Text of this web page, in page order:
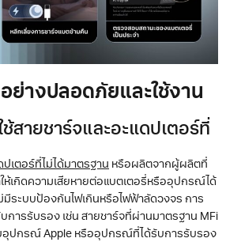
ย่างปลอดภัยและใช้งาน
ช้สายชาร์จและอะแดปเตอร์ที่
ปเตอร์ที่ไม่ได้มาตรฐาน หรือผลิตจากผู้ผลิตที่
ห้เกิดความเสียหายต่อแบตเตอรี่หรืออุปกรณ์ได้
มีระบบป้องกันไฟเกินหรือไฟฟ้าลัดวงจร การ
การรับรอง เช่น สายชาร์จที่ผ่านมาตรฐาน MFi
อุปกรณ์ Apple หรืออุปกรณ์ที่ได้รับการรับรอง